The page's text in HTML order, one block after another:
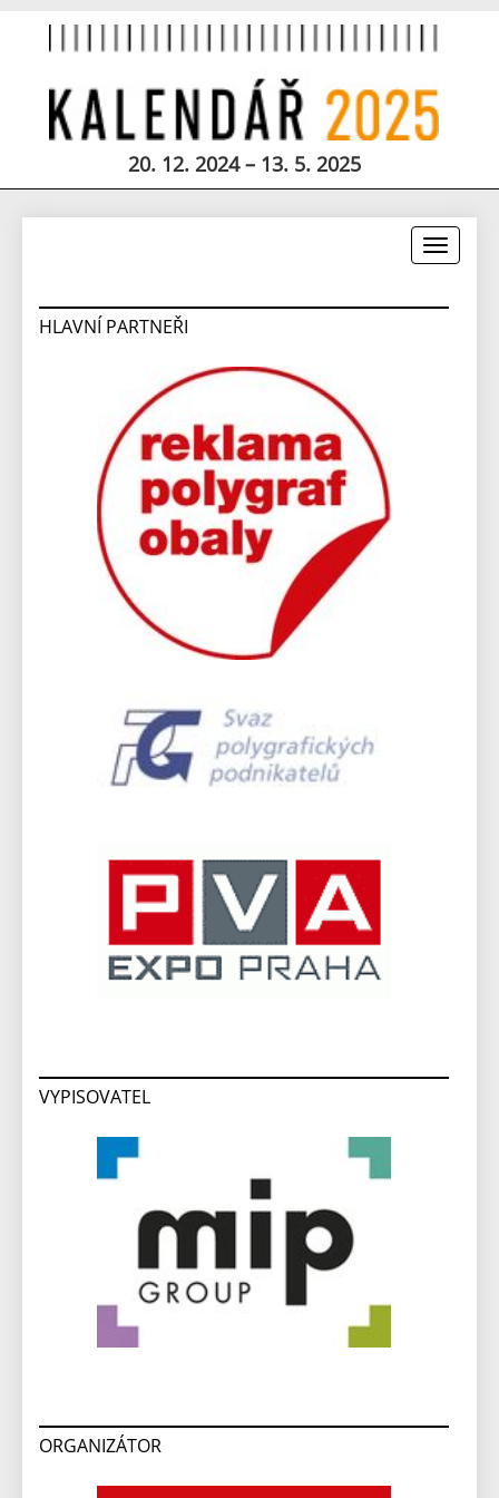
20. 12. 2024 – 13. 5. 2025
Toggle
HLAVNÍ PARTNEŘI
VYPISOVATEL
ORGANIZÁTOR